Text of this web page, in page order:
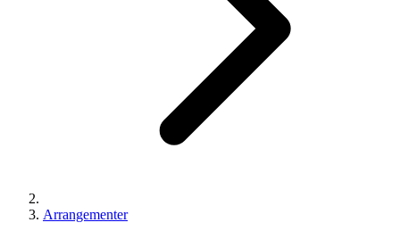
Arrangementer